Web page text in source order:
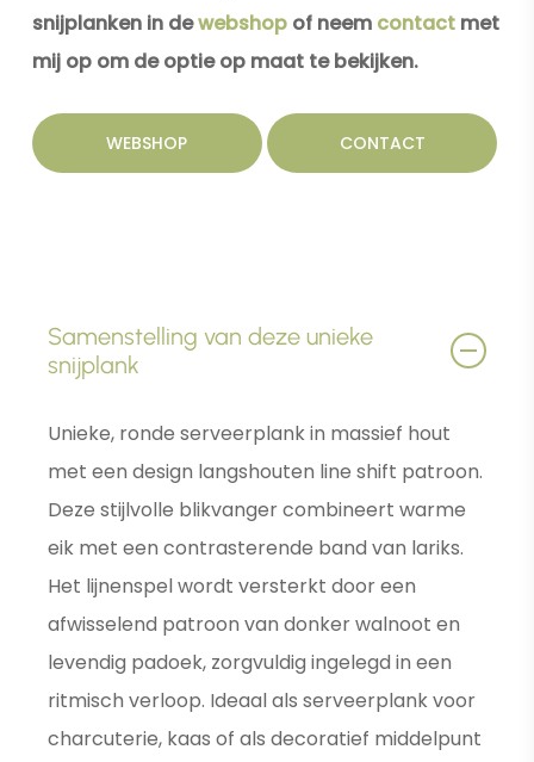
snijplanken in dewebshopof neem contactmet
mij op om de optie op maat te bekijken.
WEBSHOP CONTACT
Samenstelling van deze unieke
snijplank
Unieke, ronde serveerplank in massief hout
met een design langshouten line shift patroon.
Deze stijlvolle blikvanger combineert warme
eik met een contrasterende band van lariks.
Het lijnenspel wordt versterkt door een
afwisselend patroon van donker walnoot en
levendig padoek, zorgvuldig ingelegd in een
ritmisch verloop. Ideaal als serveerplank voor
charcuterie, kaas of als decoratief middelpunt